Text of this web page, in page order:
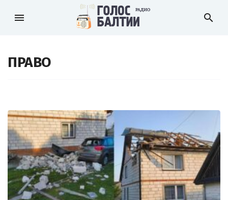
menu search
ПРАВО